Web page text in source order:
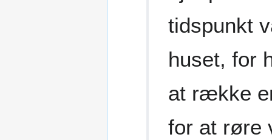
tidspunkt
huset, for
at række
for at røre